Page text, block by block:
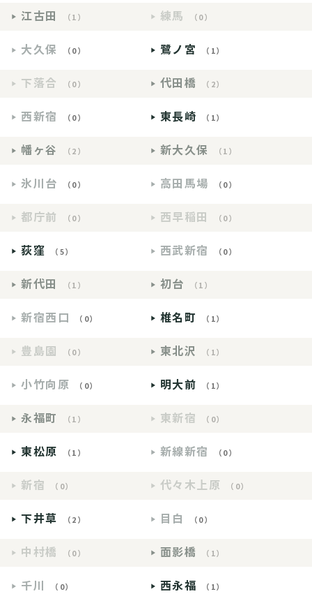
江古田 （1） 練馬 （0）
大久保 （0） 鷺ノ宮 （1）
下落合 （0） 代田橋 （2）
西新宿 （0） 東長崎 （1）
幡ヶ谷 （2） 新大久保 （1）
氷川台 （0） 高田馬場 （0）
都庁前 （0） 西早稲田 （0）
荻窪 （5） 西武新宿 （0）
新代田 （1） 初台 （1）
新宿西口 （0） 椎名町 （1）
豊島園 （0） 東北沢 （1）
小竹向原 （0） 明大前 （1）
永福町 （1） 東新宿 （0）
東松原 （1） 新線新宿 （0）
新宿 （0） 代々木上原 （0）
下井草 （2） 目白 （0）
中村橋 （0） 面影橋 （1）
千川 （0） 西永福 （1）